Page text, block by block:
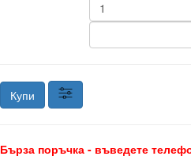
Купи
Бърза поръчка - въведете